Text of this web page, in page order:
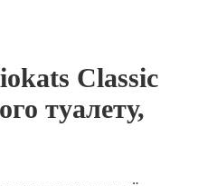
Classic
туалету,